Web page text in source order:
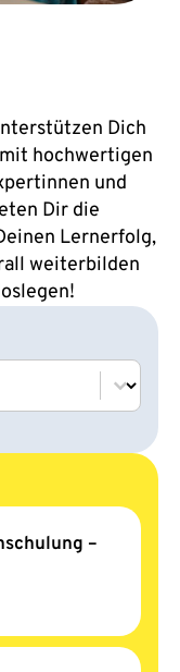
Dich
hochwertigen
und
Dir die
Lernerfolg,
weiterbilden
–